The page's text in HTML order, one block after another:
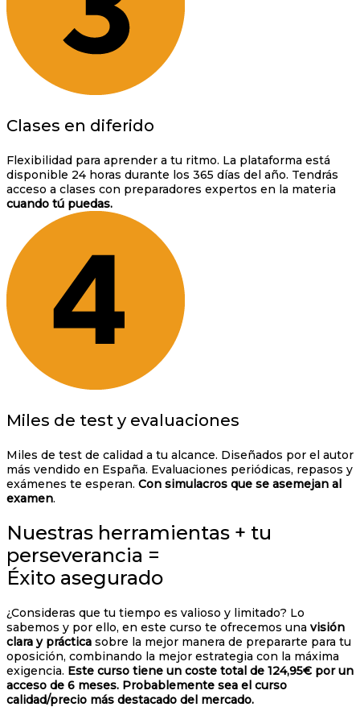
Clases en diferido
Flexibilidad para aprender a tu ritmo. La plataforma está
disponible 24 horas durante los 365 días del año. Tendrás
acceso a clases con preparadores expertos en la materia
cuando tú puedas.
Miles de test y evaluaciones
Miles de test de calidad a tu alcance. Diseñados por el autor
más vendido en España. Evaluaciones periódicas, repasos y
exámenes te esperan. Con simulacros que se asemejan al
examen.
Nuestras herramientas + tu
perseverancia =
Éxito asegurado
¿Consideras que tu tiempo es valioso y limitado? Lo
sabemos y por ello, en este curso te ofrecemos una visión
clara y práctica sobre la mejor manera de prepararte para tu
oposición, combinando la mejor estrategia con la máxima
exigencia. Este curso tiene un coste total de 124,95€ por un
acceso de 6 meses. Probablemente sea el curso
calidad/precio más destacado del mercado.